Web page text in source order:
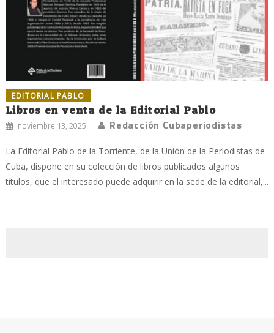
EDITORIAL PABLO
Libros en venta de la Editorial Pablo
noviembre 13, 2025 Redacción Cubaperiodistas
La Editorial Pablo de la Torriente, de la Unión de la Periodistas de
Cuba, dispone en su colección de libros publicados algunos
títulos, que el interesado puede adquirir en la sede de la editorial,...